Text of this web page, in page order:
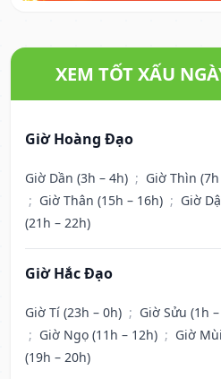
XEM TỐT XẤU
Giờ Hoàng Đạo
Giờ Dần (3h – 4h) ; Giờ Thìn
; Giờ Thân (15h – 16h) ; Giờ
(21h – 22h)
Giờ Hắc Đạo
Giờ Tí (23h – 0h) ; Giờ Sửu (1h
; Giờ Ngọ (11h – 12h) ; Giờ
(19h – 20h)